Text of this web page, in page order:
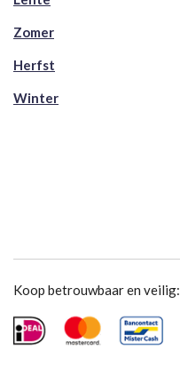
Zomer
Herfst
Winter
Koop betrouwbaar en veilig: